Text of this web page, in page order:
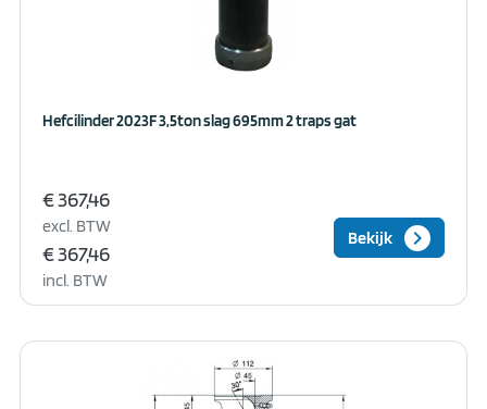
Hefcilinder 2023F 3,5ton slag 695mm 2 traps gat
€ 367,46
excl. BTW
€ 367,46
incl. BTW
Bekijk keyboard_arrow_right